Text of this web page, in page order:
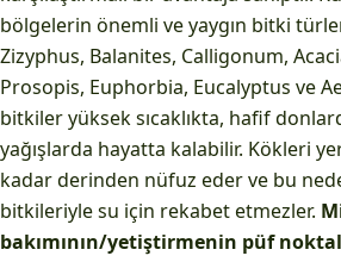
bölgelerin önemli ve yaygın bitki
Zizyphus, Balanites, Calligonum,
Prosopis, Euphorbia, Eucalyptus ve
bitkiler yüksek sıcaklıkta, hafif
yağışlarda hayatta kalabilir. Kökleri
kadar derinden nüfuz eder ve bu
bitkileriyle su için rekabet etmezler.
bakımının/yetiştirmenin püf